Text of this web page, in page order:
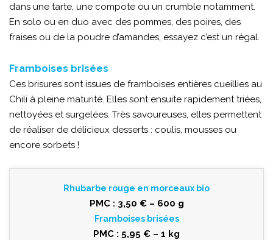
dans une tarte, une compote ou un crumble notamment.
En solo ou en duo avec des pommes, des poires, des
fraises ou de la poudre d’amandes, essayez c’est un régal.
Framboises brisées
Ces brisures sont issues de framboises entières cueillies au
Chili à pleine maturité. Elles sont ensuite rapidement triées,
nettoyées et surgelées. Très savoureuses, elles permettent
de réaliser de délicieux desserts : coulis, mousses ou
encore sorbets !
Rhubarbe rouge en morceaux bio
PMC : 3,50 € – 600 g
Framboises brisées
PMC : 5,95 € – 1 kg